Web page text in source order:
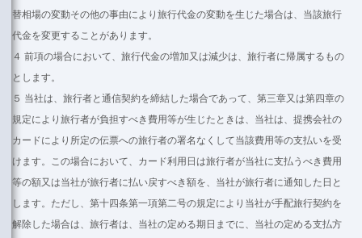
替相場の変動その他の事由により旅行代金の変動を生じた場合は、当該旅行
代金を変更することがあります。
４ 前項の場合において、旅行代金の増加又は減少は、旅行者に帰属するもの
とします。
５ 当社は、旅行者と通信契約を締結した場合であって、第三章又は第四章の
規定により旅行者が負担すべき費用等が生じたときは、当社は、提携会社の
カードにより所定の伝票への旅行者の署名なくして当該費用等の支払いを受
けます。この場合において、カード利用日は旅行者が当社に支払うべき費用
等の額又は当社が旅行者に払い戻すべき額を、当社が旅行者に通知した日と
します。ただし、第十四条第一項第二号の規定により当社が手配旅行契約を
解除した場合は、旅行者は、当社の定める期日までに、当社の定める支払方